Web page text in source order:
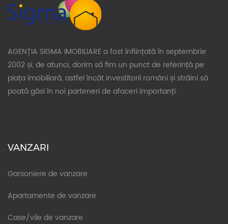
AGENȚIA SIGMA IMOBILIARE a fost înființată în septembrie
2002 și, de atunci, dorim să fim un punct de referință pe
piața imobiliară, astfel încât investitorii români și străini să
poată găsi în noi parteneri de afaceri importanți.
VANZARI
Garsoniere de vanzare
Apartamente de vanzare
Case/vile de vanzare